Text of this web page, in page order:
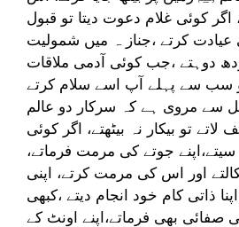
اگر کوئی غلام دعوت دیتا تو قبول
کرتے ،جناز ہ میں شمولیت
دوہتے ،جب کوئی آدمی ملاقات
سے مروی ہے کہ سرکار دو عالم
تو بیکار نہ بیٹھتے، اگر کوئی
سیتے،اپنے جوتے کی مرمت فرماتے،
اور اس کی مرمت کرتے، اپنی
ذاتی کام خود انجام دیتے ،کبھی
صفائی بھی فرماتے،اپنے اونٹ کے